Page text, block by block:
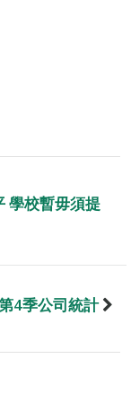
學校暫毋須提
4季公司統計